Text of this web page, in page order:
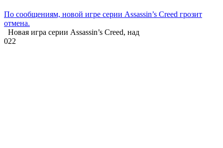
По сообщениям, новой игре серии Assassin’s Creed грозит
отмена.
Новая игра серии Assassin’s Creed, над
022